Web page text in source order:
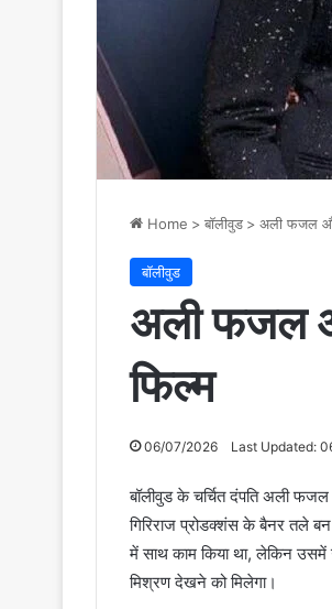
Home > बॉलीवुड > अली फजल
बॉलीवुड
अली फजल
फिल्म
06/07/2026 Last Updated:
बॉलीवुड के चर्चित दंपति अली
गिरिराज प्रोडक्शंस के बैनर तले
में साथ काम किया था, लेकिन
मिश्रण देखने को मिलेगा।